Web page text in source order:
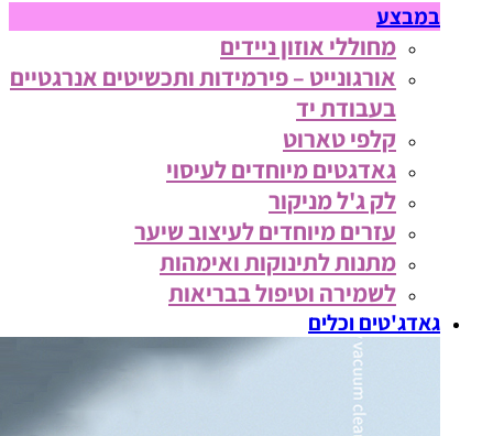
במבצע
מחוללי אוזון ניידים
אורגונייט – פירמידות ותכשיטים אנרגטיים
בעבודת יד
קלפי טארוט
גאדגטים מיוחדים לעיסוי
לק ג'ל מניקור
עזרים מיוחדים לעיצוב שיער
מתנות לתינוקות ואימהות
לשמירה וטיפול בבריאות
גאדג'טים וכלים